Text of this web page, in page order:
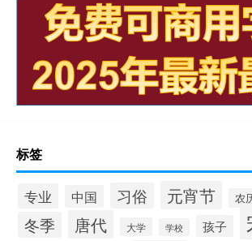
标签
专业 中国 习俗 元宵节 农
冬季 唐代 大学 学校 孩子